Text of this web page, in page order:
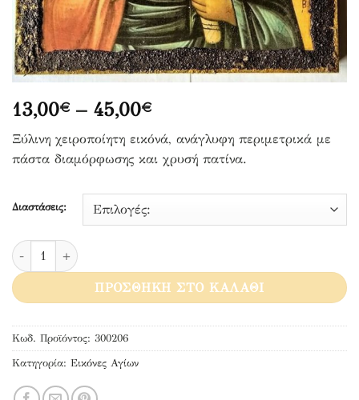
13,00€ – 45,00€Price
range:
13,00€
through
Ξύλινη χειροποίητη εικόνά, ανάγλυφη περιμετρικά με
πάστα διαμόρφωσης και χρυσή πατίνα.
Διαστάσεις:
Άγιος Ιούδας ο Θαδαίος ποσότητα
ΠΡΟΣΘΉΚΗ ΣΤΟ ΚΑΛΆΘΙ
Κωδ. Προϊόντος: 300206
Κατηγορία: Εικόνες Αγίων